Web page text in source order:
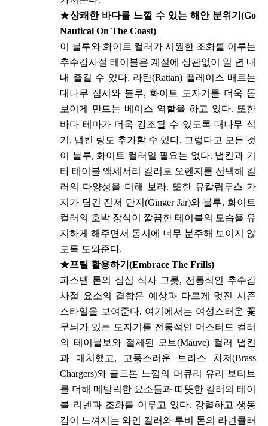
★상쾌한 바다를 느낄 수 있는 해안 분위기(Go
Nautical On The Coast)
이 블루와 화이트 컬러가 시원한 조화를 이루는
추수감사절 테이블은 계절에 상관없이 일 년 내
내 즐길 수 있다. 라탄(Rattan) 플레이스 매트는
대나무 접시와 블루, 화이트 도자기를 더욱 돋
보이게 만드는 베이스 역할을 하고 있다. 또한
바다 테마가 더욱 강조될 수 있도록 대나무 식
기, 냅킨 링도 추가할 수 있다. 그렇다고 모든 것
이 블루, 화이트 컬러일 필요는 없다. 냅킨과 기
타 테이블 액세서리 컬러로 오렌지를 선택해 컬
러의 다양성을 더해 보라. 또한 유칼립투스 가
지가 담긴 진저 단지(Ginger Jar)와 블루, 화이트
컬러의 호박 장식이 깔끔한 테이블의 모습을 유
지하게 해주면서 동시에 너무 분주해 보이지 않
도록 도와준다.
★프릴 활용하기(Embrace The Frills)
파스텔 톤의 점심 식사 그릇, 전통적인 추수감
사절 요소의 결합은 예상과 다르게 멋진 시즌
스타일을 보여준다. 여기에서는 여성스러운 꽃
무늬가 있는 도자기를 전통적인 머스터드 컬러
의 테이블보와 절제된 모브(Mauve) 컬러 냅킨
과 매치했고, 고풍스러운 브라스 차저(Brass
Chargers)와 골드톤 느낌의 머큐리 유리 보티브
를 더해 메탈릭한 요소들과 따뜻한 컬러의 테이
블 리넨과 조화를 이루고 있다. 강렬하고 생동
감이 느껴지는 와인 컬러와 루비 톤의 라넌큘러